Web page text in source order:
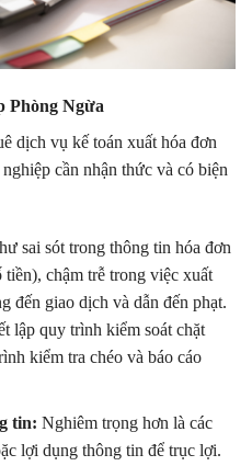
Phòng Ngừa
dịch vụ kế toán xuất hóa đơn
cần nhận thức và có biện
sai sót trong thông tin hóa đơn
tiền), chậm trễ trong việc xuất
đến giao dịch và dẫn đến phạt.
lập quy trình kiểm soát chặt
kiểm tra chéo và báo cáo
tin: Nghiêm trọng hơn là các
lợi dụng thông tin để trục lợi.